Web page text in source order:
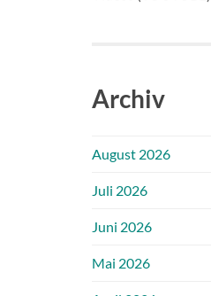
Archiv
August 2026
Juli 2026
Juni 2026
Mai 2026